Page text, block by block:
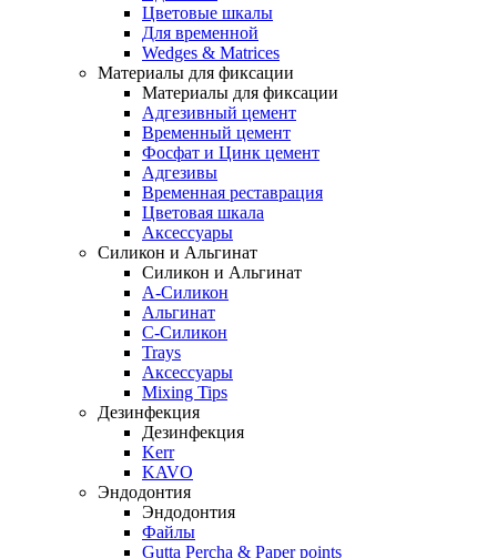
Цветовые шкалы
Для временной
Wedges & Matrices
Материалы для фиксации
Материалы для фиксации
Адгезивный цемент
Временный цемент
Фосфат и Цинк цемент
Адгезивы
Временная реставрация
Цветовая шкала
Аксессуары
Силикон и Альгинат
Силикон и Альгинат
A-Силикон
Альгинат
C-Силикон
Trays
Аксессуары
Mixing Tips
Дезинфекция
Дезинфекция
Kerr
KAVO
Эндодонтия
Эндодонтия
Файлы
Gutta Percha & Paper points